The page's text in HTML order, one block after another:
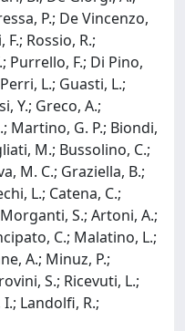
P.; De Vincenzo,
Rossio, R.;
Purrello, F.; Di Pino,
L.; Guasti, L.;
Y.; Greco, A.;
Martino, G. P.; Biondi,
M.; Bussolino, C.;
M. C.; Graziella, B.;
L.; Catena, C.;
S.; Artoni, A.;
C.; Malatino, L.;
A.; Minuz, P.;
S.; Ricevuti, L.;
Landolfi, R.;